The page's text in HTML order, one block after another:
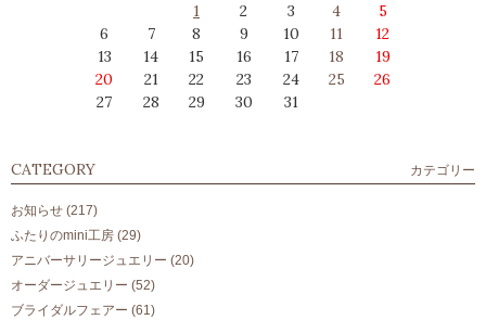
1
2 3 4
5
6
7 8 9 10 11
12
13
14 15 16 17 18
19
20
21 22 23 24 25
26
27
28 29 30 31
CATEGORY カテゴリー
お知らせ (217)
ふたりのmini工房 (29)
アニバーサリージュエリー (20)
オーダージュエリー (52)
ブライダルフェアー (61)